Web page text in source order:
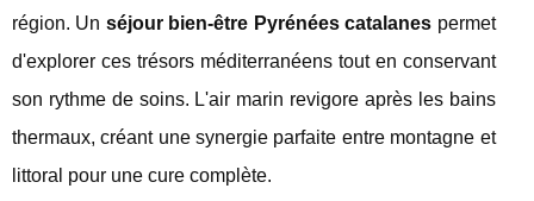
région. Un séjour bien-être Pyrénées catalanes permet
d'explorer ces trésors méditerranéens tout en conservant
son rythme de soins. L'air marin revigore après les bains
thermaux, créant une synergie parfaite entre montagne et
littoral pour une cure complète.